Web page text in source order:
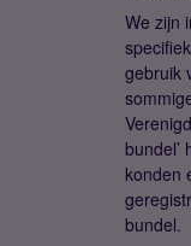
We zijn
gebruik
bundel’
konden
bundel.